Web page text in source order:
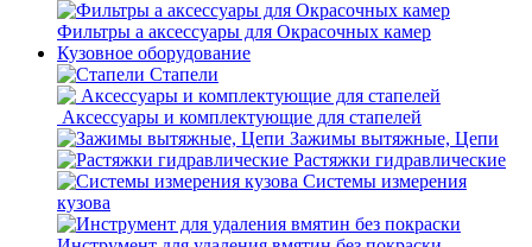
Фильтры а аксессуары для Окрасочных камер
Кузовное оборудование
Стапели
Аксессуары и комплектующие для стапелей
Зажимы вытяжные, Цепи
Растяжки гидравлические
Системы измерения
кузова